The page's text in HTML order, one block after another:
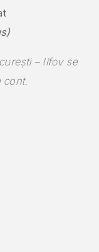
– Ilfov se
cont.